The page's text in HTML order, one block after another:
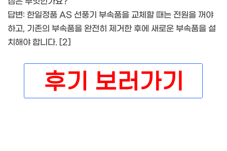
답변: 한일정품 AS 선풍기 부속품을 교체할 때는 전원을 꺼야
하고, 기존의 부속품을 완전히 제거한 후에 새로운 부속품을 설
치해야 합니다. [2]